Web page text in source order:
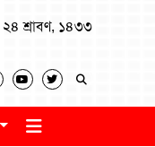
শ্রাবণ, ১৪৩৩